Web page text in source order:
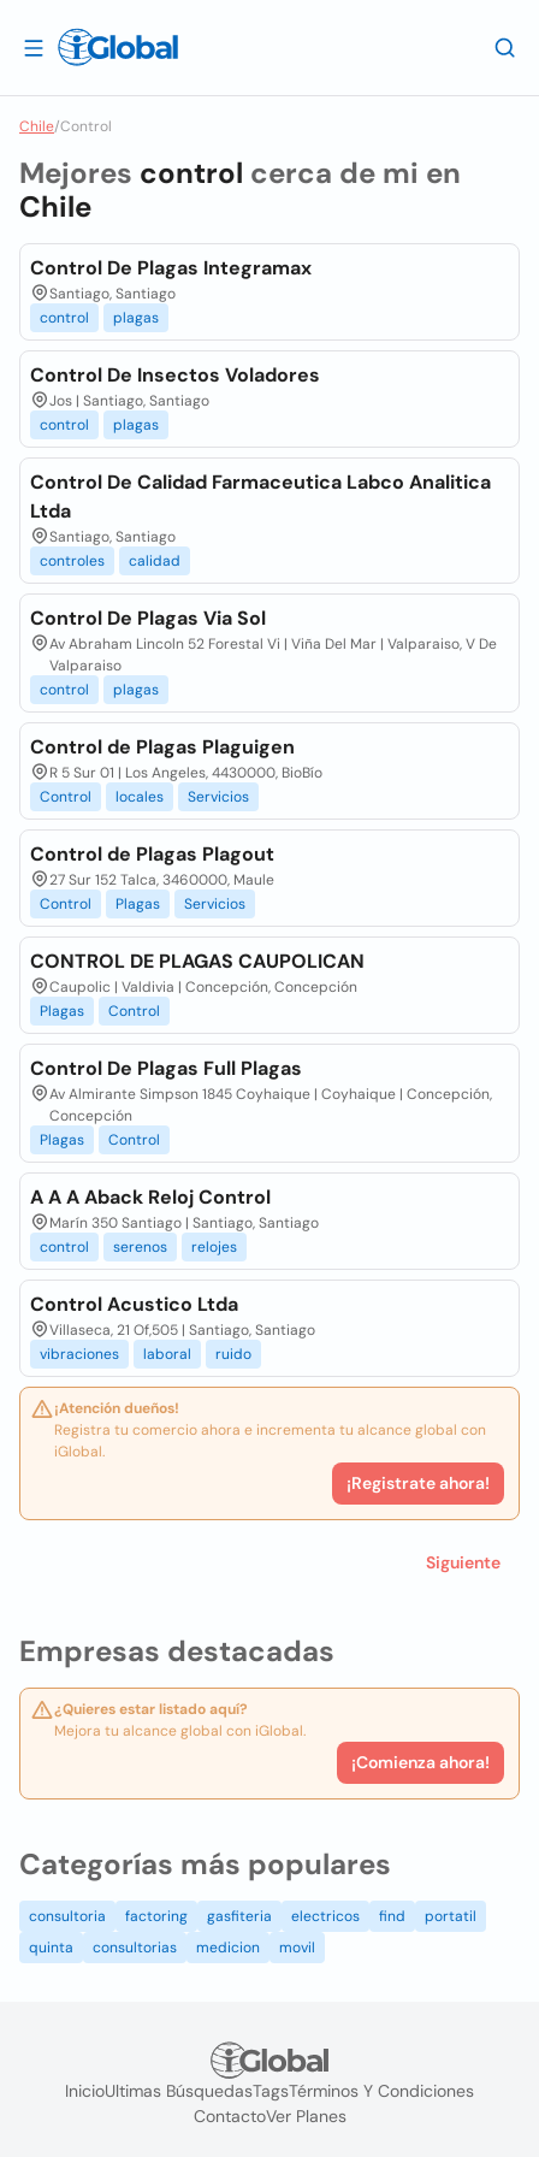
Chile/Control
Empresas destacadas
¿Quieres estar listado aquí?
Mejora tu alcance global con iGlobal.
¡Comienza ahora!
Mejores control cerca de mi en
Chile
Control De Plagas Integramax
Santiago, Santiago
control
plagas
Control De Insectos Voladores
Jos | Santiago, Santiago
control
plagas
Control De Calidad Farmaceutica Labco Analitica
Ltda
Santiago, Santiago
controles
calidad
Control De Plagas Via Sol
Av Abraham Lincoln 52 Forestal Vi | Viña Del Mar | Valparaiso, V De
Valparaiso
control
plagas
Control de Plagas Plaguigen
R 5 Sur 01 | Los Angeles, 4430000, BioBío
Control
locales Servicios
Control de Plagas Plagout
27 Sur 152 Talca, 3460000, Maule
Control
Plagas Servicios
CONTROL DE PLAGAS CAUPOLICAN
Caupolic | Valdivia | Concepción, Concepción
Plagas
Control
Control De Plagas Full Plagas
Av Almirante Simpson 1845 Coyhaique | Coyhaique | Concepción,
Concepción
Plagas
Control
A A A Aback Reloj Control
Marín 350 Santiago | Santiago, Santiago
control
serenos relojes
Control Acustico Ltda
Villaseca, 21 Of,505 | Santiago, Santiago
vibraciones
laboral ruido
¡Atención dueños!
Registra tu comercio ahora e incrementa tu alcance global con
iGlobal.
¡Registrate ahora!
Siguiente
Categorías más populares
consultoria factoring gasfiteria electricos find
portatil
quinta
consultorias medicion movil
InicioUltimas BúsquedasTagsTérminos Y Condiciones
ContactoVer Planes